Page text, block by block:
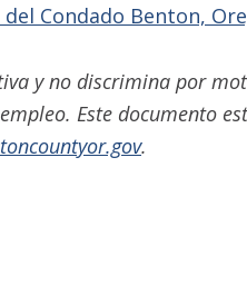
Condado Benton,
y no discrimina por
Este documento
.